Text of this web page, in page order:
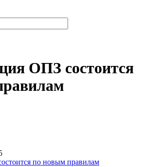
ОПЗ состоится